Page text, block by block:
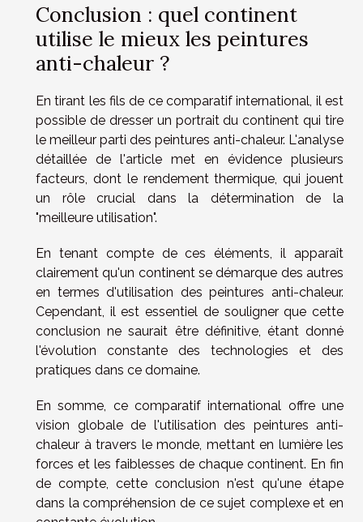
Conclusion : quel continent
utilise le mieux les peintures
anti-chaleur ?
En tirant les fils de ce comparatif international, il est
possible de dresser un portrait du continent qui tire
le meilleur parti des peintures anti-chaleur. L'analyse
détaillée de l'article met en évidence plusieurs
facteurs, dont le rendement thermique, qui jouent
un rôle crucial dans la détermination de la
"meilleure utilisation".
En tenant compte de ces éléments, il apparaît
clairement qu'un continent se démarque des autres
en termes d'utilisation des peintures anti-chaleur.
Cependant, il est essentiel de souligner que cette
conclusion ne saurait être définitive, étant donné
l'évolution constante des technologies et des
pratiques dans ce domaine.
En somme, ce comparatif international offre une
vision globale de l'utilisation des peintures anti-
chaleur à travers le monde, mettant en lumière les
forces et les faiblesses de chaque continent. En fin
de compte, cette conclusion n'est qu'une étape
dans la compréhension de ce sujet complexe et en